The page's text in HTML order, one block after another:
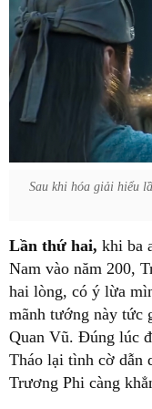
Sau khi hóa giải hiểu
Lần thứ hai, khi ba
Nam vào năm 200,
hai lòng, có ý lừa
mãnh tướng này tức
Quan Vũ. Đúng lúc
Tháo lại tình cờ dẫn
Trương Phi càng